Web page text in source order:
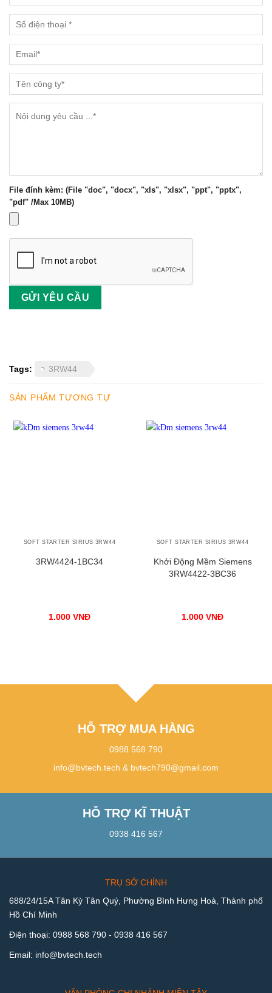
File đính kèm: (File "doc", "docx", "xls", "xlsx", "ppt", "pptx",
"pdf" /Max 10MB)
Tags: 3RW44
SẢN PHẨM TƯƠNG TỰ
SOFT STARTER SIRIUS 3RW44
3RW4424-1BC34
1.000 VNĐ
SOFT STARTER SIRIUS 3RW44
Khởi Động Mềm Siemens
3RW4422-3BC36
1.000 VNĐ
HỖ TRỢ MUA HÀNG
0988 568 790
info@bvtech.tech & bvtech790@gmail.com
HỖ TRỢ KĨ THUẬT
0938 416 567
TRỤ SỞ CHÍNH
688/24/15A Tân Kỳ Tân Quý, Phường Bình Hưng Hoà, Thành phố
Hồ Chí Minh
Điện thoại: 0988 568 790 - 0938 416 567
Email: info@bvtech.tech